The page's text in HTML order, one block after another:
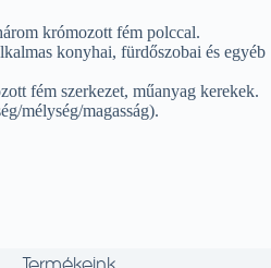
krómozott fém polccal.
konyhai, fürdőszobai és egyéb
fém szerkezet, műanyag kerekek.
mélység/magasság).
Termékeink